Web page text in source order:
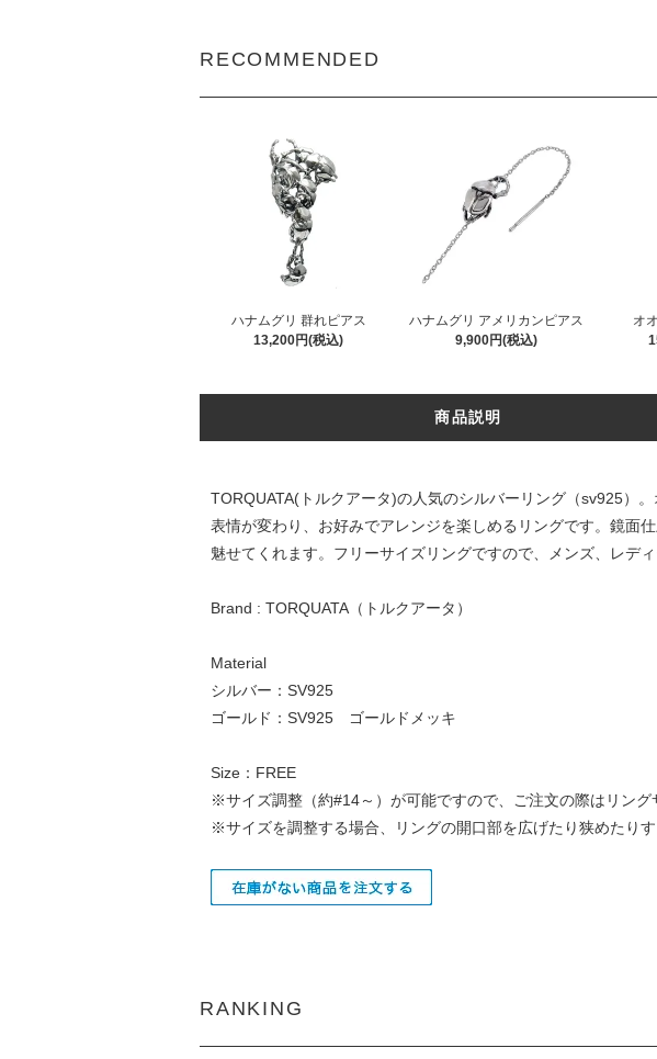
RECOMMENDED
ハナムグリ 群れピアス
13,200円(税込)
ハナムグリ アメリカンピアス
9,900円(税込)
オ
商品説明
TORQUATA(トルクアータ)の人気のシルバーリング（sv925）
表情が変わり、お好みでアレンジを楽しめるリングです。鏡面
魅せてくれます。フリーサイズリングですので、メンズ、レデ
Brand : TORQUATA（トルクアータ）
Material
シルバー：SV925
ゴールド：SV925 ゴールドメッキ
Size：FREE
※サイズ調整（約#14～）が可能ですので、ご注文の際はリン
※サイズを調整する場合、リングの開口部を広げたり狭めたり
RANKING